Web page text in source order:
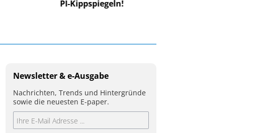
PI-Kippspiegeln!
Newsletter & e-Ausgabe
Nachrichten, Trends und Hintergründe
sowie die neuesten E-paper.